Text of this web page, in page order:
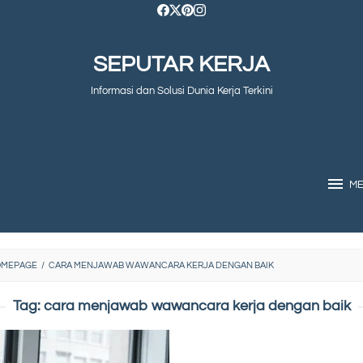
SEPUTAR KERJA
Informasi dan Solusi Dunia Kerja Terkini
/ CARA MENJAWAB WAWANCARA KERJA DENGAN BAIK
Tag: cara menjawab wawancara kerja dengan baik